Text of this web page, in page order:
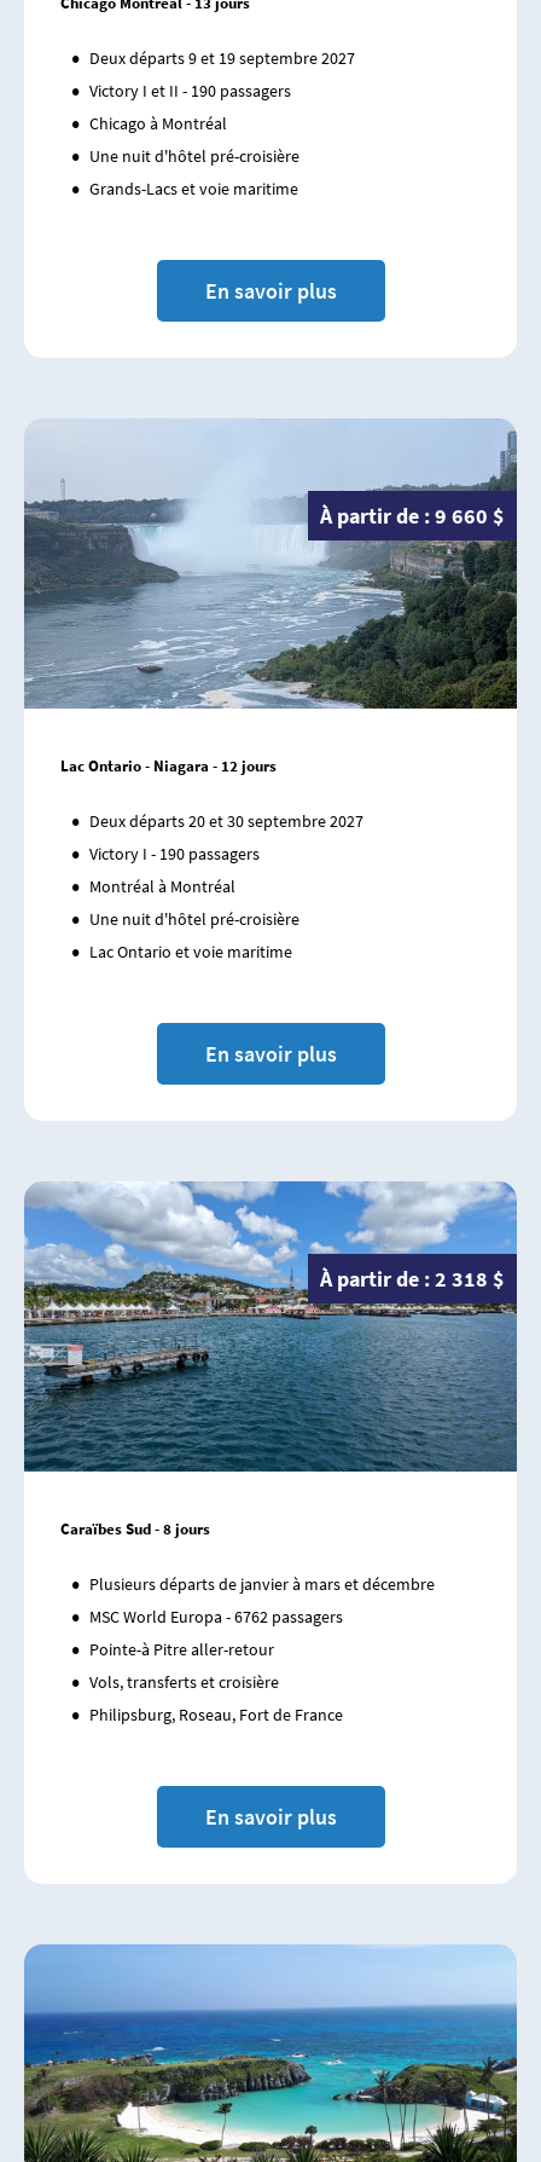
Deux départs 9 et 19 septembre 2027
Victory I et II - 190 passagers
Chicago à Montréal
Une nuit d'hôtel pré-croisière
Grands-Lacs et voie maritime
En savoir plus
À partir de : 9 660 $
Lac Ontario - Niagara - 12 jours
Deux départs 20 et 30 septembre 2027
Victory I - 190 passagers
Montréal à Montréal
Une nuit d'hôtel pré-croisière
Lac Ontario et voie maritime
En savoir plus
À partir de : 2 318 $
Caraïbes Sud - 8 jours
Plusieurs départs de janvier à mars et décembre
MSC World Europa - 6762 passagers
Pointe-à Pitre aller-retour
Vols, transferts et croisière
Philipsburg, Roseau, Fort de France
En savoir plus